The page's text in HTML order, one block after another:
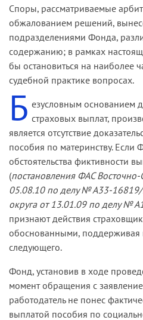
Споры, рассматриваемые
обжалованием решений,
подразделениями Фонда,
содержанию; в рамках
бы остановиться на наиболее
судебной практике вопросах.
Б езусловным основанием
страховых выплат,
является отсутствие
пособия по материнству. Если
обстоятельства фиктивности
(постановления ФАС Восточно-
05.08.10 по делу № А33-
округа от 13.01.09 по делу №
признают действия
обоснованными,
следующего.
Фонд, установив в ходе
момент обращения с
работодатель не понес
выплатой пособия по